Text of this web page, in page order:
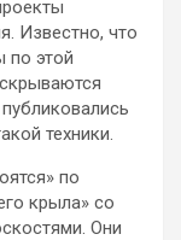
Известно, что
по этой
техники.
по
крыла» со
Они